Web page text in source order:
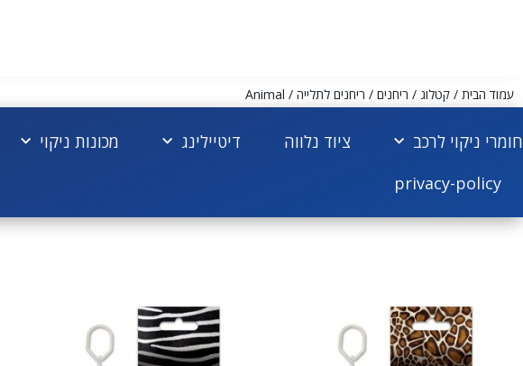
עמוד הבית / קטלוג / ריחנים / ריחנים לתלייה / Animal
חומרי ניקוי לרכב ציוד נלווה דיטיילינג מכונות ניקוי
privacy-policy